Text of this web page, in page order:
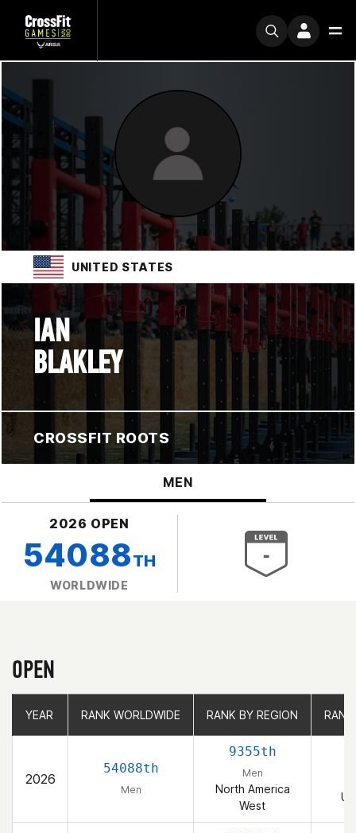
UNITED STATES
IAN
BLAKLEY
CROSSFIT ROOTS
MEN
2026 OPEN
54088TH
WORLDWIDE
OPEN
YEAR RANK WORLDWIDE RANK BY REGION
2026
54088th
Men
9355th
Men
North America
West
YEAR RANK WORLDWIDE RANK BY REGION